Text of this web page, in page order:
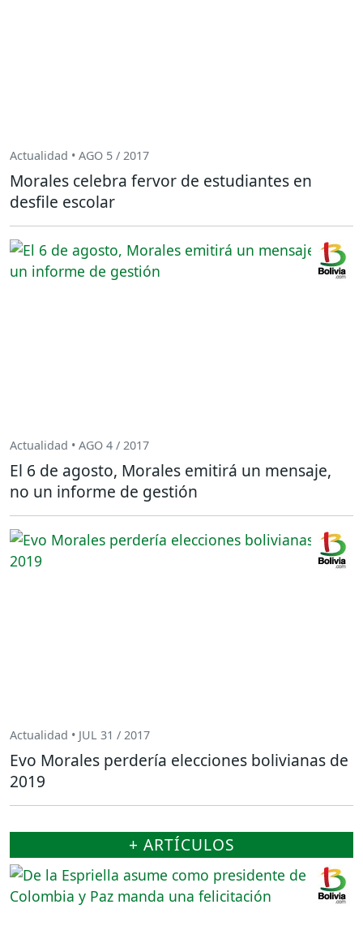
Actualidad • AGO 5 / 2017
Morales celebra fervor de estudiantes en
desfile escolar
Actualidad • AGO 4 / 2017
El 6 de agosto, Morales emitirá un mensaje,
no un informe de gestión
Actualidad • JUL 31 / 2017
Evo Morales perdería elecciones bolivianas de
2019
+ ARTÍCULOS